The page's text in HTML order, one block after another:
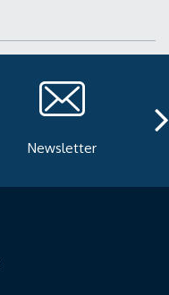
Newsletter